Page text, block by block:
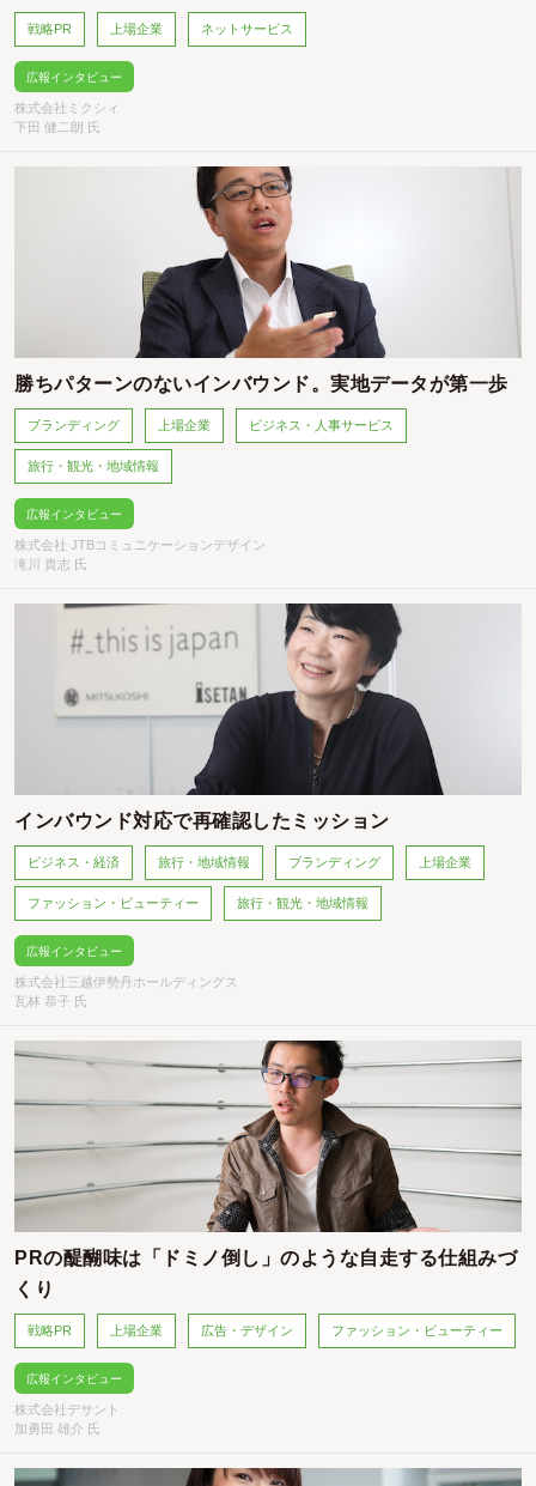
戦略PR 上場企業 ネットサービス
広報インタビュー
株式会社ミクシィ
下田 健二朗 氏
勝ちパターンのないインバウンド。実地データが第一歩
ブランディング 上場企業 ビジネス・人事サービス
旅行・観光・地域情報
広報インタビュー
株式会社 JTBコミュニケーションデザイン
滝川 貴志 氏
インバウンド対応で再確認したミッション
ビジネス・経済 旅行・地域情報 ブランディング 上場企業
ファッション・ビューティー 旅行・観光・地域情報
広報インタビュー
株式会社三越伊勢丹ホールディングス
瓦林 恭子 氏
PRの醍醐味は「ドミノ倒し」のような自走する仕組みづ
くり
戦略PR 上場企業 広告・デザイン ファッション・ビューティー
広報インタビュー
株式会社デサント
加勇田 雄介 氏